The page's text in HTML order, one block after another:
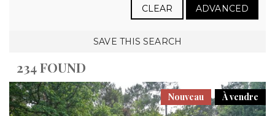
CLEAR ADVANCED
SAVE THIS SEARCH
234 FOUND
À vendre
Nouveau